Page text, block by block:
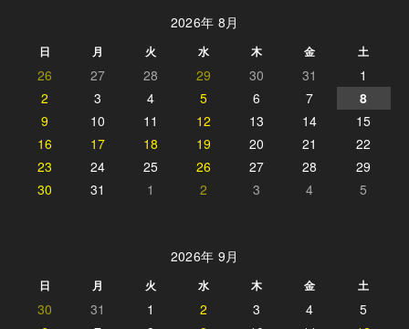
2026年 8月
日 月 火 水 木 金 土
26 27 28 29 30 31
1
2
3 4 5 6 7
8
9
10 11 12 13 14
15
16
17 18 19 20 21
22
23
24 25 26 27 28
29
30
31 1 2 3 4 5
2026年 9月
日 月 火 水 木 金 土
30 31 1 2 3 4
5